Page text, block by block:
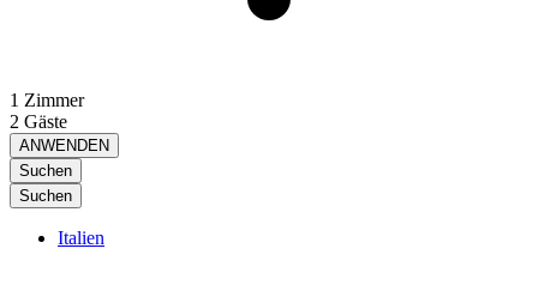
1 Zimmer
2 Gäste
ANWENDEN
Suchen
Suchen
Italien